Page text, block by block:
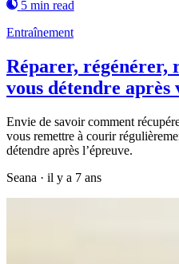
5 min read
Entraînement
Réparer, régénérer,
vous détendre
Envie de savoir comment
vous remettre à courir
détendre après l’épreuve.
Seana · il y a 7 ans